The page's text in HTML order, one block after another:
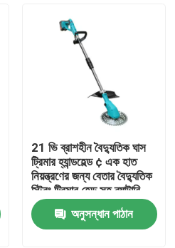
21 ভি ব্রাশহীন বৈদ্যুতিক ঘাস
ট্রিমার হ্যান্ডহেল্ড ¢ এক হাত
নিয়ন্ত্রণের জন্য বেতার বৈদ্যুতিক
স্ট্রিং ট্রিমার হেড সহ ব্যাটারি
চালিত আগাছা খাওয়ার
অনুসন্ধান পাঠান